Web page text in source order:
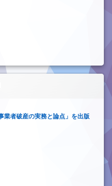
業者破産の実務と論点」を出版